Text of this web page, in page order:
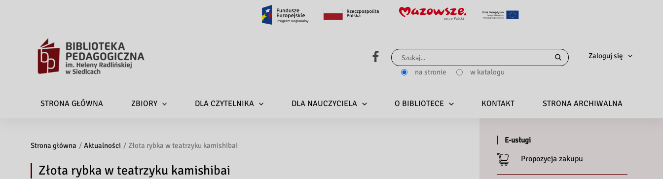
Szukaj
dla:
na stronie w katalogu
Zaloguj się
STRONA GŁÓWNA ZBIORY DLA CZYTELNIKA DLA NAUCZYCIELA O BIBLIOTECE KONTAKT STRONA ARCHIWALNA
Strona główna Aktualności Złota rybka w teatrzyku kamishibai
Złota rybka w teatrzyku kamishibai
E-usługi
Propozycja zakupu